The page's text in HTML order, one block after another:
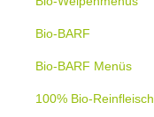
Bio-BARF
Bio-BARF Menüs
100% Bio-Reinfleisch